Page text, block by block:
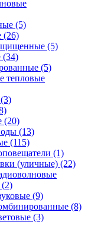
(5)
(26)
(5)
(34)
(5)
тепловые
(3)
(20)
(13)
(115)
(1)
(уличные) (22)
(2)
(9)
(8)
(3)